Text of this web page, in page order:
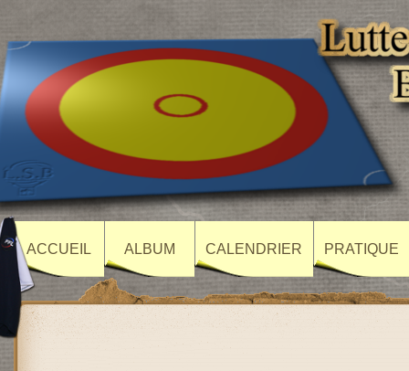
ACCUEIL ALBUM CALENDRIER PRATIQUE